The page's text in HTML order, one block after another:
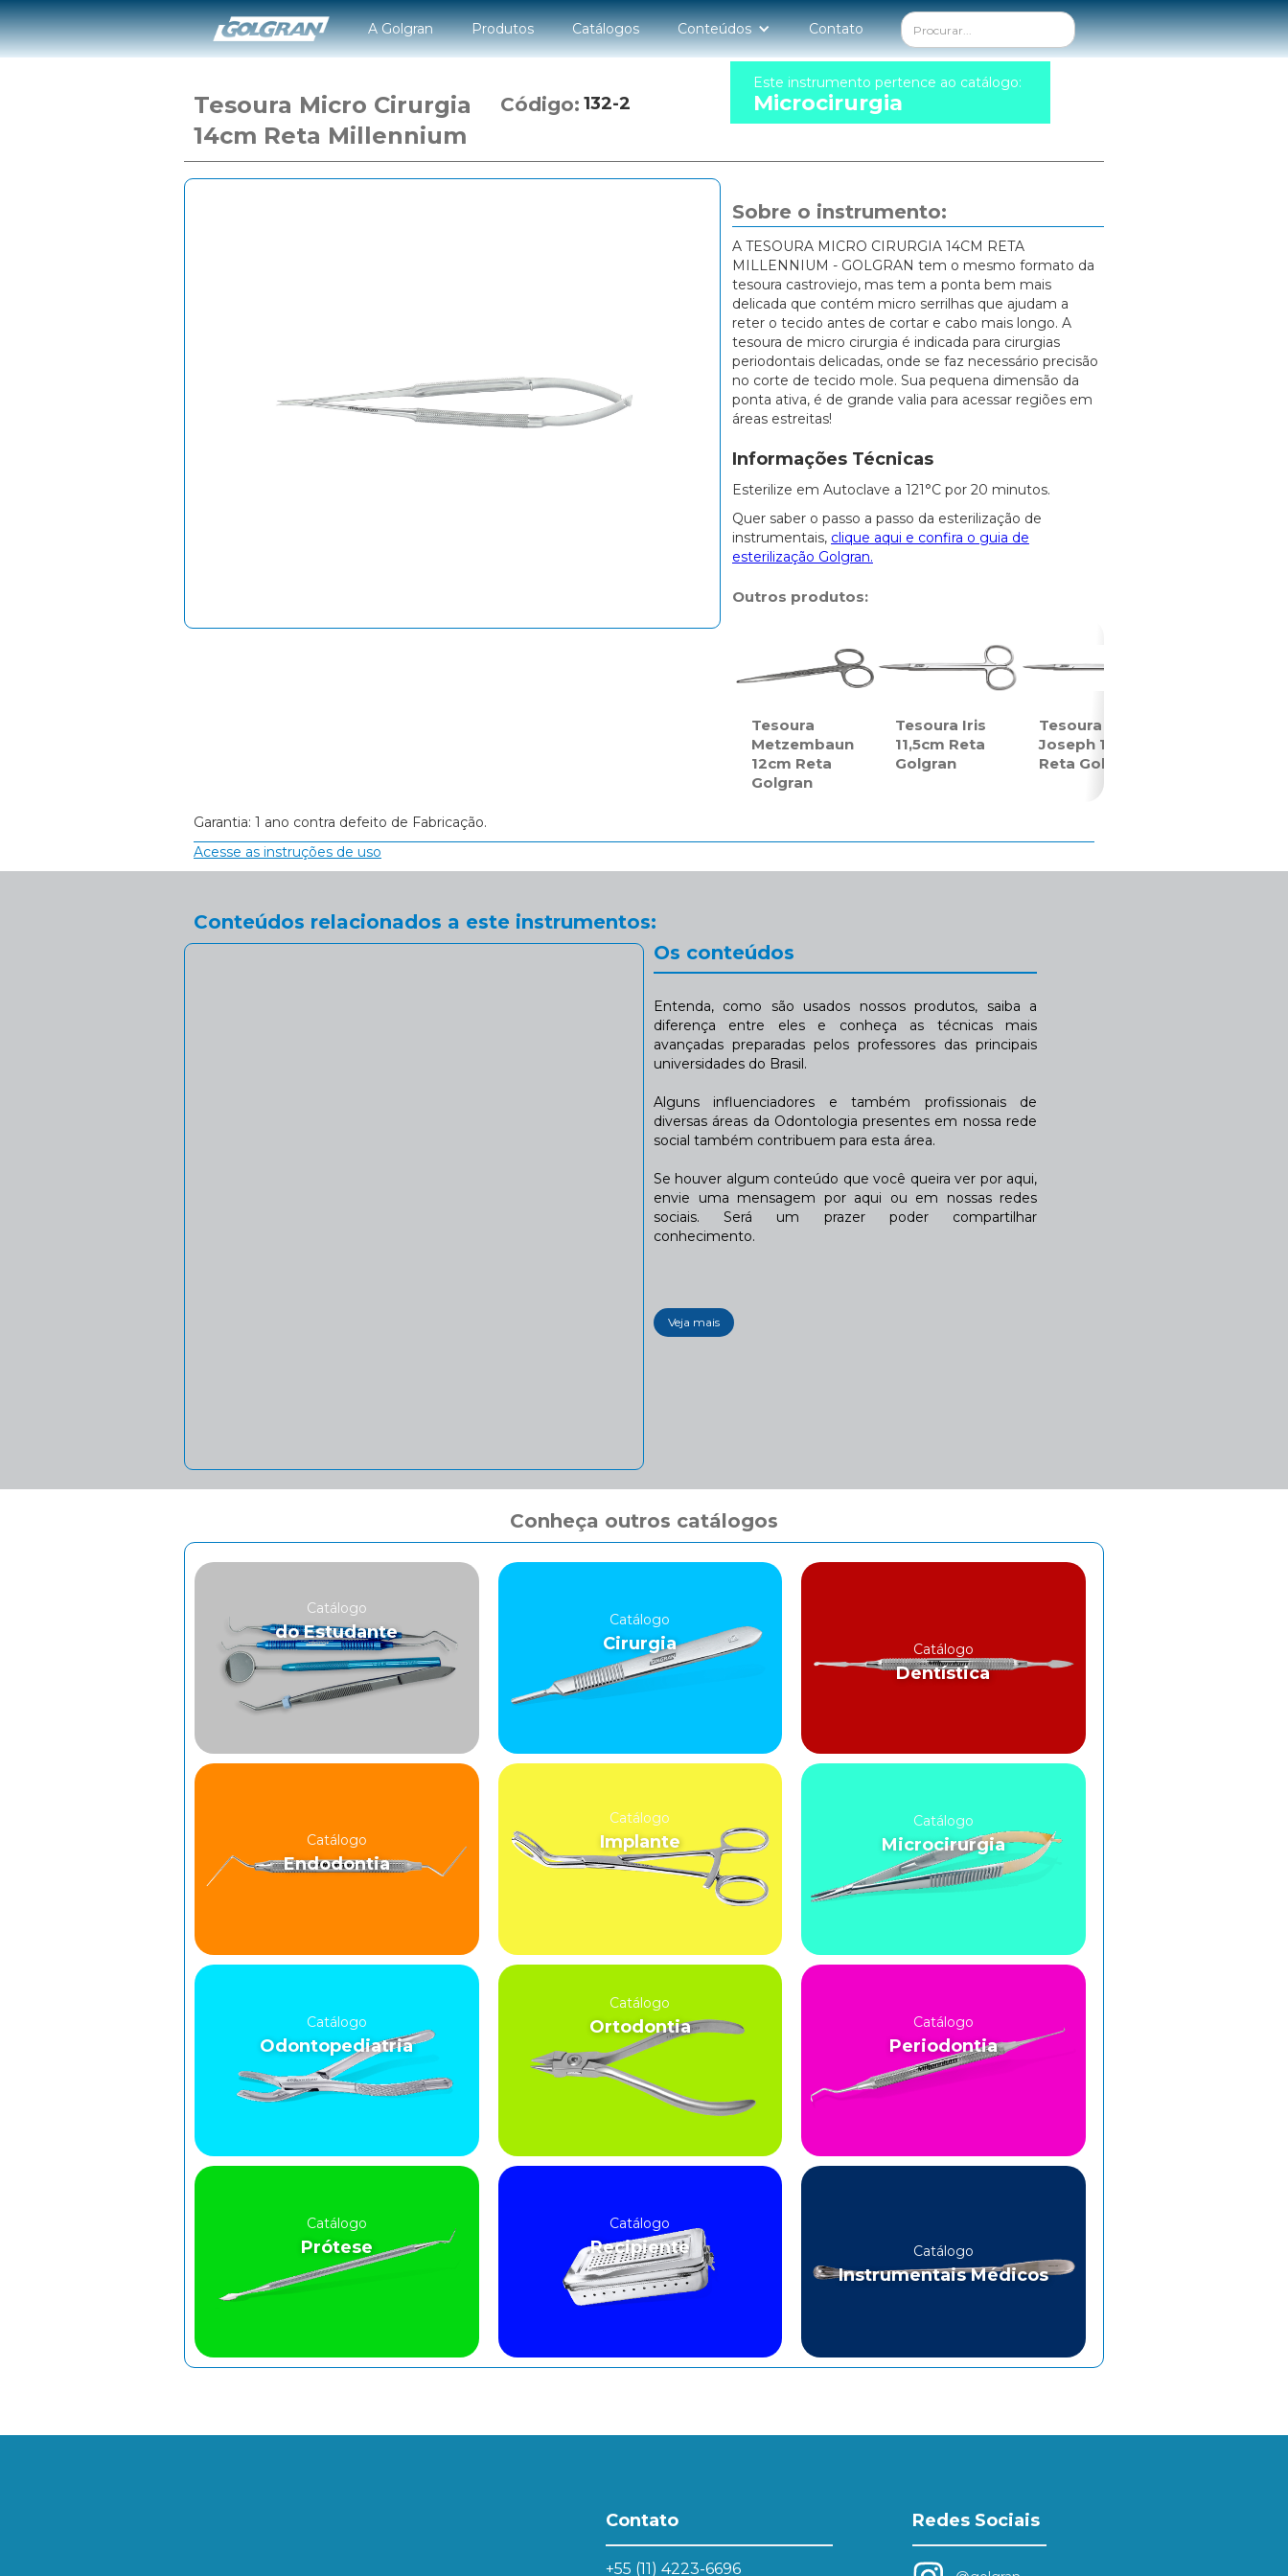
A Golgran Produtos Catálogos Conteúdos Contato
Tesoura Micro Cirurgia
14cm Reta Millennium
Código: 132-2
Este instrumento pertence ao catálogo:
Microcirurgia
Sobre o instrumento:
A TESOURA MICRO CIRURGIA 14CM RETA
MILLENNIUM - GOLGRAN tem o mesmo formato da
tesoura castroviejo, mas tem a ponta bem mais
delicada que contém micro serrilhas que ajudam a
reter o tecido antes de cortar e cabo mais longo. A
tesoura de micro cirurgia é indicada para cirurgias
periodontais delicadas, onde se faz necessário precisão
no corte de tecido mole. Sua pequena dimensão da
ponta ativa, é de grande valia para acessar regiões em
áreas estreitas!
Informações Técnicas
Esterilize em Autoclave a 121°C por 20 minutos.
Quer saber o passo a passo da esterilização de
instrumentais, clique aqui e confira o guia de
esterilização Golgran.
Outros produtos:
Tesoura
Metzembaun
12cm Reta
Golgran
Tesoura Iris
11,5cm Reta
Golgran
Tesoura
Joseph 14cm
Reta Golgran
Garantia: 1 ano contra defeito de Fabricação.
Acesse as instruções de uso
Conteúdos relacionados a este instrumentos:
Os conteúdos
Entenda, como são usados nossos produtos, saiba a
diferença entre eles e conheça as técnicas mais
avançadas preparadas pelos professores das principais
universidades do Brasil.
Alguns influenciadores e também profissionais de
diversas áreas da Odontologia presentes em nossa rede
social também contribuem para esta área.
Se houver algum conteúdo que você queira ver por aqui,
envie uma mensagem por aqui ou em nossas redes
sociais. Será um prazer poder compartilhar
conhecimento.
Veja mais
Conheça outros catálogos
Catálogo
do Estudante
Catálogo
Cirurgia Catálogo
Dentística
Catálogo
Endodontia
Catálogo
Implante
Catálogo
Microcirurgia
Catálogo
Odontopediatria
Catálogo
Ortodontia Catálogo
Periodontia
Catálogo
Prótese
Catálogo
Recipiente Catálogo
Instrumentais Médicos
Contato
+55 (11) 4223-6696
Redes Sociais